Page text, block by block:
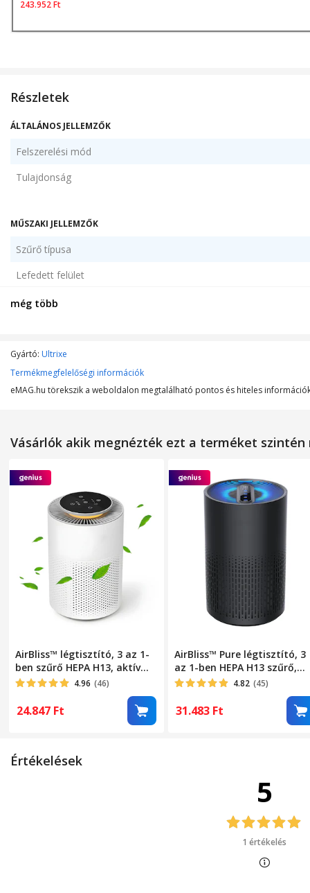
243.952Ft
Részletek
ÁLTALÁNOS JELLEMZŐK
Felszerelési mód
Tulajdonság
MŰSZAKI JELLEMZŐK
Szűrő típusa
Lefedett felület
Légáramlás
még több
Gyártó: Ultrixe
Termékmegfelelőségi információk
eMAG.hu törekszik a weboldalon megtalálható pontos és hiteles
Vásárlók akik megnézték ezt a terméket
AirBliss™ légtisztító, 3 az 1-
ben szűrő HEPA H13, aktív
szén, előszűrő, por elleni,
hangulatvilágítás,
érintőképernyő, 3 üzemmód,
kikapcsolás, hordozható,
4.96 (46)
24.847 Ft
AirBliss™ Pure légtisztító, 3
az 1-ben HEPA H13 szűrő,
aktív szén, előszűrő,
antibakteriális,
4.82 (45)
31.483 Ft
Értékelések
5
1 értékelés